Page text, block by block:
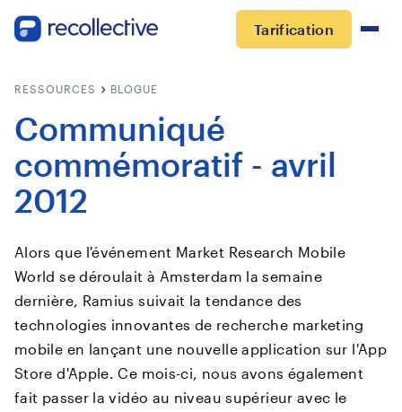
Tarification
RESSOURCES BLOGUE
Communiqué
commémoratif - avril
2012
Alors que l'événement Market Research Mobile
World se déroulait à Amsterdam la semaine
dernière, Ramius suivait la tendance des
technologies innovantes de recherche marketing
mobile en lançant une nouvelle application sur l'App
Store d'Apple. Ce mois-ci, nous avons également
fait passer la vidéo au niveau supérieur avec le